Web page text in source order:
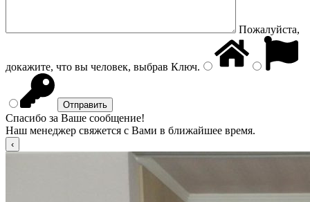
Пожалуйста,
докажите, что вы человек, выбрав Ключ.
Спасибо за Ваше сообщение!
Наш менеджер свяжется с Вами в ближайшее время.